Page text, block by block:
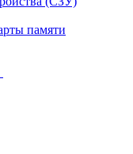
памяти